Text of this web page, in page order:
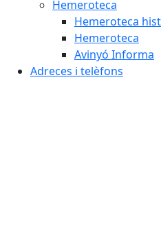
Hemeroteca
Hemeroteca
Hemeroteca
Avinyó Informa
Adreces i telèfons